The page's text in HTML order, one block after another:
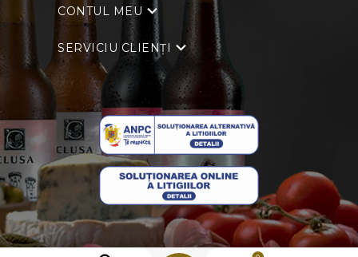
CONTUL MEU
SERVICIU CLIENȚI